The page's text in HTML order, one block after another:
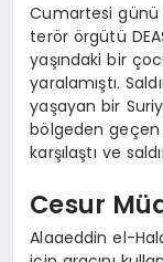
Cumartesi günü
terör örgütü
yaşındaki bir
yaralamıştı.
yaşayan bir
bölgeden geçen
karşılaştı ve
Cesur
Alaaeddin el-